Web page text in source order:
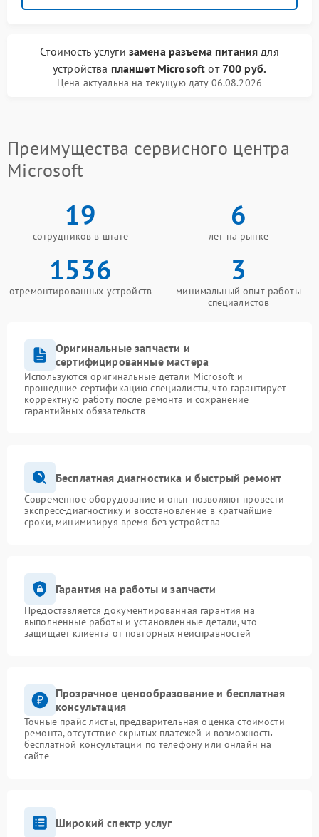
Стоимость услуги замена разъема питания для
устройства планшет Microsoft от 700 руб.
Цена актуальна на текущую дату 06.08.2026
Преимущества сервисного центра
Microsoft
19
сотрудников в штате
6
лет на рынке
1536
отремонтированных устройств
3
минимальный опыт работы
специалистов
Оригинальные запчасти и
сертифицированные мастера
Используются оригинальные детали Microsoft и
прошедшие сертификацию специалисты, что гарантирует
корректную работу после ремонта и сохранение
гарантийных обязательств
Бесплатная диагностика и быстрый ремонт
Современное оборудование и опыт позволяют провести
экспресс-диагностику и восстановление в кратчайшие
сроки, минимизируя время без устройства
Гарантия на работы и запчасти
Предоставляется документированная гарантия на
выполненные работы и установленные детали, что
защищает клиента от повторных неисправностей
Прозрачное ценообразование и бесплатная
консультация
Точные прайс-листы, предварительная оценка стоимости
ремонта, отсутствие скрытых платежей и возможность
бесплатной консультации по телефону или онлайн на
сайте
Широкий спектр услуг